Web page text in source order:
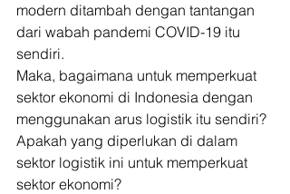
modern ditambah dengan tantangan
dari wabah pandemi COVID-19 itu
sendiri.
Maka, bagaimana untuk memperkuat
sektor ekonomi di Indonesia dengan
menggunakan arus logistik itu sendiri?
Apakah yang diperlukan di dalam
sektor logistik ini untuk memperkuat
sektor ekonomi?